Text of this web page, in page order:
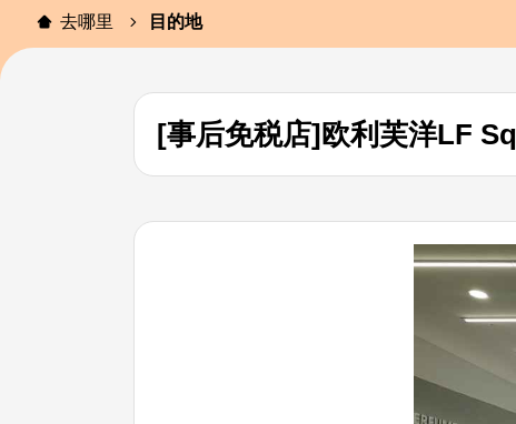
去哪里 目的地
[事后免税店]欧利芙洋LF